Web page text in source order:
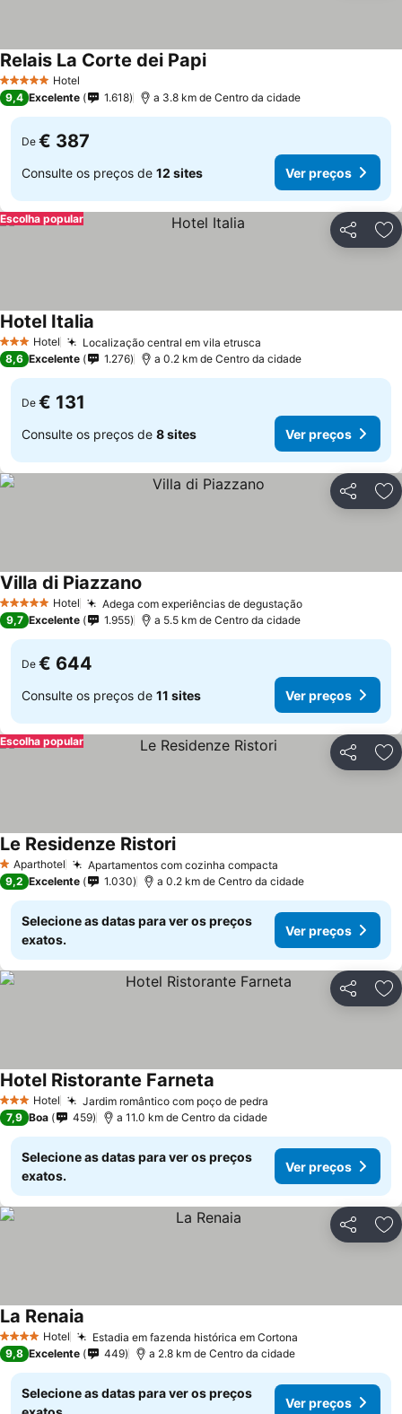
5 Estrelas Hotel
Relais La Corte dei Papi
9,4 Excelente 1.618 a 3.8 km de Centro da cidade
De € 387
Consulte os preços de 12 sites Ver preços
Partilhar
Escolha popular
3 EstrelasHotel Localização central em vila etrusca
Hotel Italia
8,6 Excelente 1.276 a 0.2 km de Centro da cidade
De € 131
Consulte os preços de 8 sites Ver preços
Partilhar
5 Estrelas Hotel Adega com experiências de degustação
Villa di Piazzano
9,7 Excelente 1.955 a 5.5 km de Centro da cidade
De € 644
Consulte os preços de 11 sites Ver preços
Partilhar
Escolha popular
1 Estrelas
Aparthotel Apartamentos com cozinha compacta
Le Residenze Ristori
9,2 Excelente 1.030 a 0.2 km de Centro da cidade
Selecione as datas para ver os preços
exatos.
Ver preços
Partilhar
3 EstrelasHotel Jardim romântico com poço de pedra
Hotel Ristorante Farneta
7,9 Boa 459 a 11.0 km de Centro da cidade
Selecione as datas para ver os preços
exatos.
Ver preços
Partilhar
4 EstrelasHotel Estadia em fazenda histórica em Cortona
La Renaia
9,8 Excelente 449 a 2.8 km de Centro da cidade
Selecione as datas para ver os preços
Ver preços